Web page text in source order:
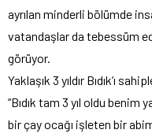
ayrılan minderli bölümde
vatandaşlar da tebessüm
görüyor.
Yaklaşık 3 yıldır Bıdık’ı
“Bıdık tam 3 yıl oldu
bir çay ocağı işleten bir